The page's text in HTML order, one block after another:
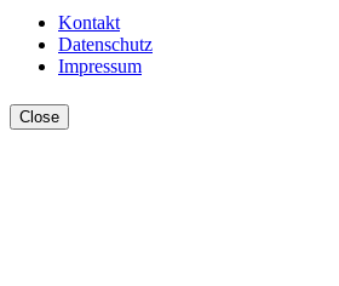
Kontakt
Datenschutz
Impressum
Close